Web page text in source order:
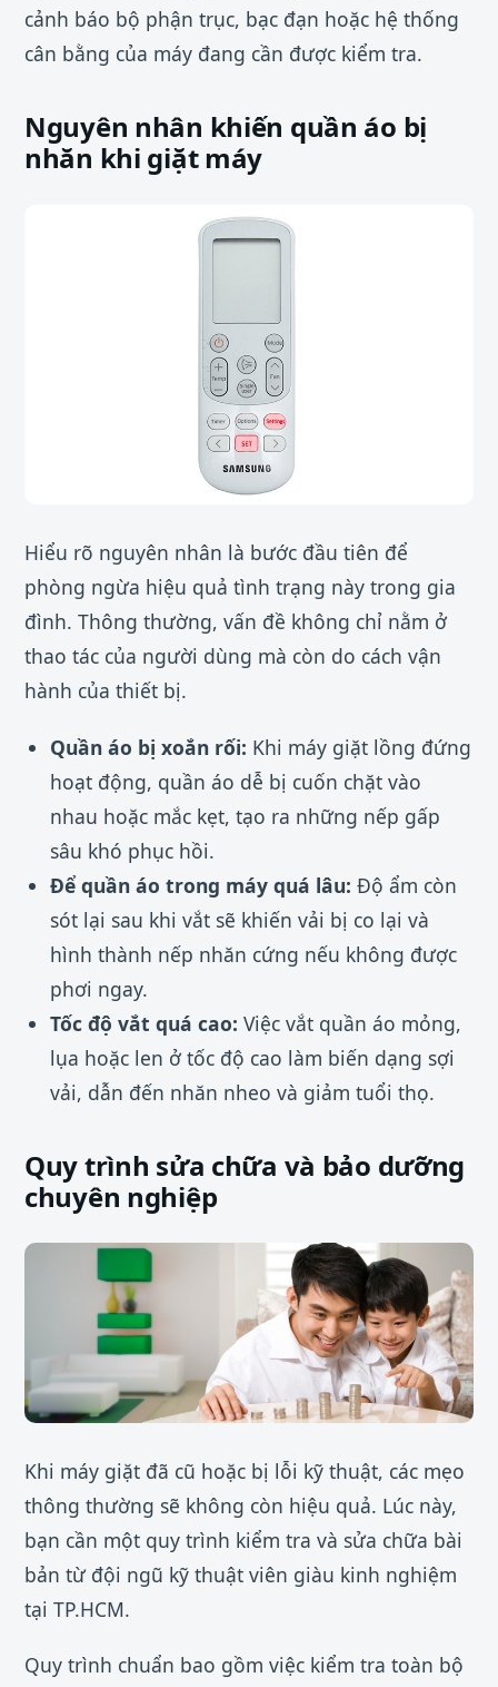
cảnh báo bộ phận trục, bạc đạn hoặc hệ thống
cân bằng của máy đang cần được kiểm tra.
Nguyên nhân khiến quần áo bị
nhăn khi giặt máy
Hiểu rõ nguyên nhân là bước đầu tiên để
phòng ngừa hiệu quả tình trạng này trong gia
đình. Thông thường, vấn đề không chỉ nằm ở
thao tác của người dùng mà còn do cách vận
hành của thiết bị.
Quần áo bị xoắn rối: Khi máy giặt lồng đứng
hoạt động, quần áo dễ bị cuốn chặt vào
nhau hoặc mắc kẹt, tạo ra những nếp gấp
sâu khó phục hồi.
Để quần áo trong máy quá lâu: Độ ẩm còn
sót lại sau khi vắt sẽ khiến vải bị co lại và
hình thành nếp nhăn cứng nếu không được
phơi ngay.
Tốc độ vắt quá cao: Việc vắt quần áo mỏng,
lụa hoặc len ở tốc độ cao làm biến dạng sợi
vải, dẫn đến nhăn nheo và giảm tuổi thọ.
Quy trình sửa chữa và bảo dưỡng
chuyên nghiệp
Khi máy giặt đã cũ hoặc bị lỗi kỹ thuật, các mẹo
thông thường sẽ không còn hiệu quả. Lúc này,
bạn cần một quy trình kiểm tra và sửa chữa bài
bản từ đội ngũ kỹ thuật viên giàu kinh nghiệm
tại TP.HCM.
Quy trình chuẩn bao gồm việc kiểm tra toàn bộ